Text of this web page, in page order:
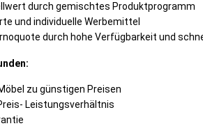
durch gemischtes Produktprogramm
und individuelle Werbemittel
durch hohe Verfügbarkeit und
zu günstigen Preisen
Leistungsverhältnis